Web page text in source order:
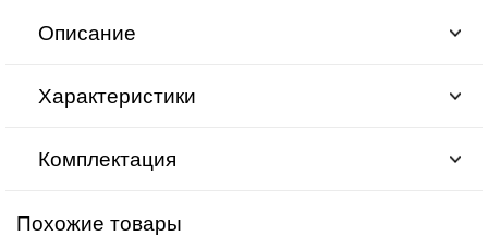
Описание
Характеристики
Комплектация
Похожие товары